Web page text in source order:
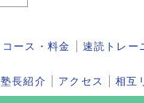
コース・料金
速読トレー
塾長紹介 アクセス 相互